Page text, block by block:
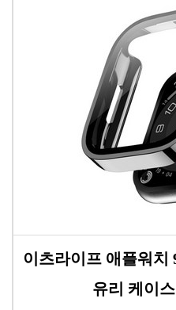
이츠라이프 애플워치
유리 케이